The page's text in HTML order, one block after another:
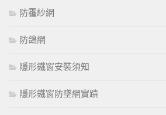
防霾紗網
防鴿網
隱形鐵窗安裝須知
隱形鐵窗防墜網實蹟